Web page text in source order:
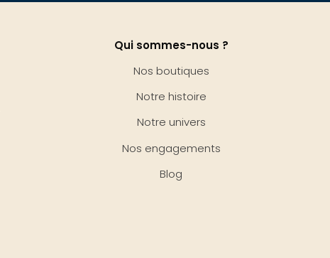
Qui sommes-nous ?
Nos boutiques
Notre histoire
Notre univers
Nos engagements
Blog